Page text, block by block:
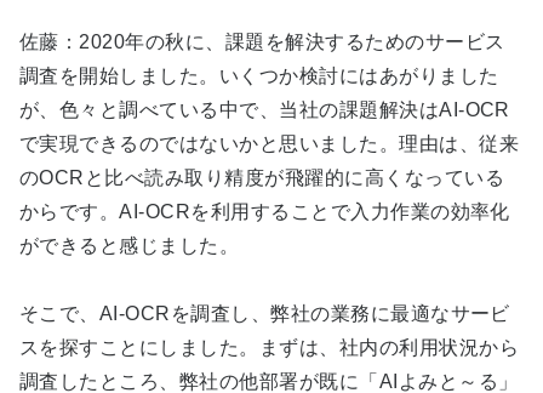
佐藤：2020年の秋に、課題を解決するためのサービス
調査を開始しました。いくつか検討にはあがりました
が、色々と調べている中で、当社の課題解決はAI-OCR
で実現できるのではないかと思いました。理由は、従来
のOCRと比べ読み取り精度が飛躍的に高くなっている
からです。AI-OCRを利用することで入力作業の効率化
ができると感じました。
そこで、AI-OCRを調査し、弊社の業務に最適なサービ
スを探すことにしました。まずは、社内の利用状況から
調査したところ、弊社の他部署が既に「AIよみと～る」